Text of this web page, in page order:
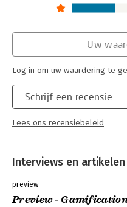
Schrijf een recensie
Lees ons recensiebeleid
Uw
Log in om uw waardering te
Interviews en artikelen
preview
Preview -